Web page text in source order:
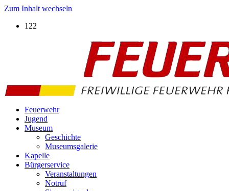
Zum Inhalt wechseln
122
Feuerwehr
Jugend
Museum
Geschichte
Museumsgalerie
Kapelle
Bürgerservice
Veranstaltungen
Notruf